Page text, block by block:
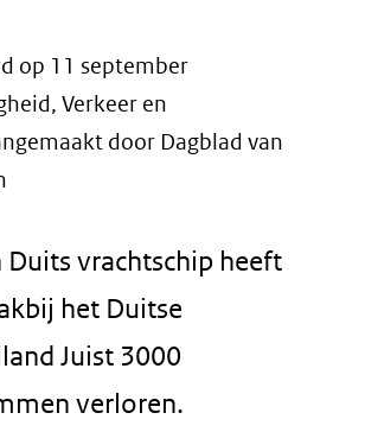
op 11 september
Verkeer en
door Dagblad van
Duits vrachtschip heeft
het Duitse
Juist 3000
verloren.